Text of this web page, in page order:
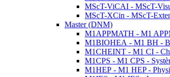
MScT-ViCAI - MScT-
MScT-XCin - MScT-
Master (DNM)
M1APPMATH - M1
M1BIOHEA - M1 BH -
M1CHEINT - M1 CI -
M1CPS - M1 CPS -
M1HEP - M1 HEP -